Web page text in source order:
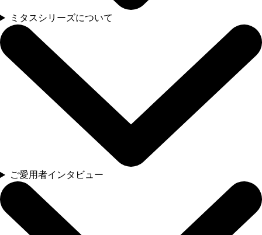
ミタスシリーズについて
ご愛用者インタビュー